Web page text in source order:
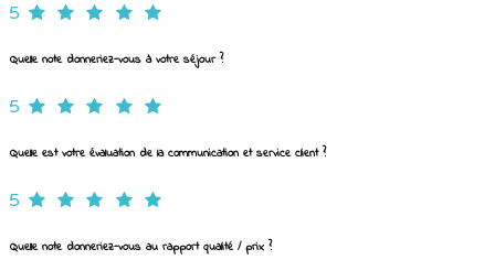
5
Quelle note donneriez-vous à votre séjour ?
5
Quelle est votre évaluation de la communication et service client ?
5
Quelle note donneriez-vous au rapport qualité / prix ?